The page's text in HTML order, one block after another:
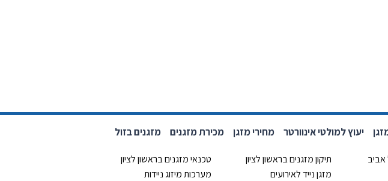
יעוץ למולטי אינוורטר מחירי מזגן מכירת מזגנים מזגנים בזול
אביב תיקון מזגנים בראשון לציון
טכנאי מזגנים בראשון לציון
מזגן נייד לאירועים
מערכות מיזוג ניידות